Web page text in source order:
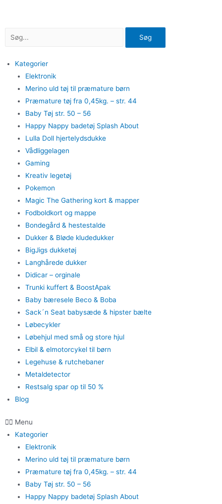
Søg
Kategorier
Elektronik
Merino uld tøj til præmature børn
Præmature tøj fra 0,45kg. – str. 44
Baby Tøj str. 50 – 56
Happy Nappy badetøj Splash About
Lulla Doll hjertelydsdukke
Vådliggelagen
Gaming
Kreativ legetøj
Pokemon
Magic The Gathering kort & mapper
Fodboldkort og mappe
Bondegård & hestestalde
Dukker & Bløde kludedukker
BigJigs dukketøj
Langhårede dukker
Didicar – orginale
Trunki kuffert & BoostApak
Baby bæresele Beco & Boba
Sack´n Seat babysæde & hipster bælte
Løbecykler
Løbehjul med små og store hjul
Elbil & elmotorcykel til børn
Legehuse & rutchebaner
Metaldetector
Restsalg spar op til 50 %
Blog
Menu
Kategorier
Elektronik
Merino uld tøj til præmature børn
Præmature tøj fra 0,45kg. – str. 44
Baby Tøj str. 50 – 56
Happy Nappy badetøj Splash About